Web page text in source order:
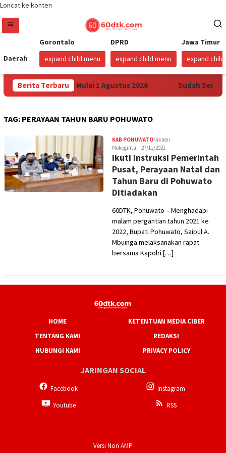
Loncat ke konten
Daerah
Gorontalo
expand child menu
DPRD
expand child menu
Jawa Timur
expand child
Berita Terbaru
di Sulawesi Mulai 1 Agustus 2026 Sudah
TAG: PERAYAAN TAHUN BARU POHUWATO
KAB POHUWATONikhen
Mokoginta
27/11/2021
Ikuti Instruksi Pemerintah
Pusat, Perayaan Natal dan
Tahun Baru di Pohuwato
Ditiadakan
60DTK, Pohuwato – Menghadapi
malam pergantian tahun 2021 ke
2022, Bupati Pohuwato, Saipul A.
Mbuinga melaksanakan rapat
bersama Kapolri […]
HOME
KETENTUAN MEDIA CIBER
TENTANG KAMI
REDAKSI
HUBUNGI KAMI
PRIVACY POLICY
JARINGAN SOCIAL
Facebook
Instagram
Youtube
RSS
Versi Non AMP